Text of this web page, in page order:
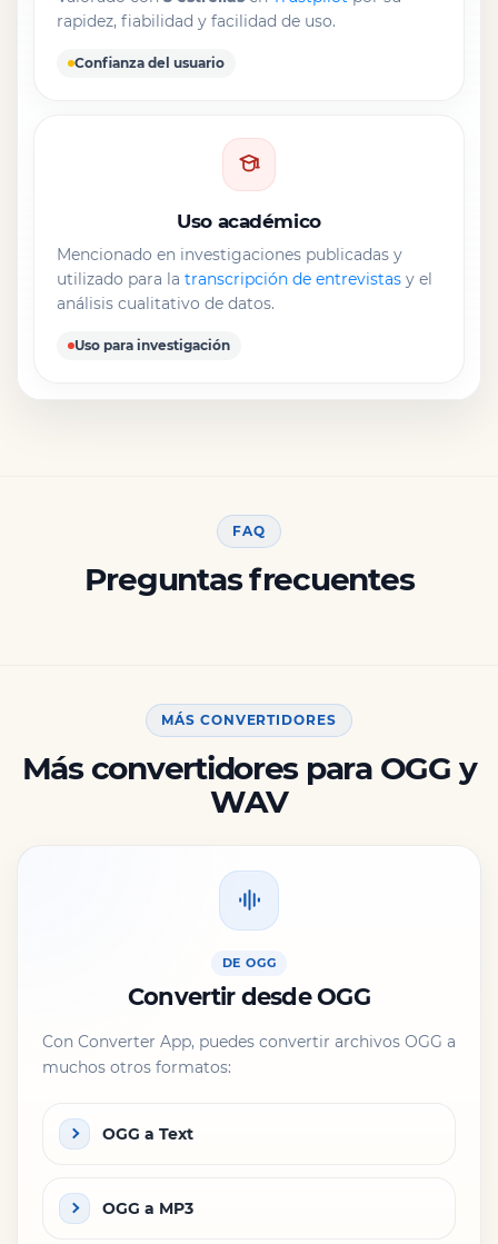
rapidez, fiabilidad y facilidad de uso.
Confianza del usuario
Uso académico
Mencionado en investigaciones publicadas y
utilizado para la transcripción de entrevistas y el
análisis cualitativo de datos.
Uso para investigación
FAQ
Preguntas frecuentes
MÁS CONVERTIDORES
Más convertidores para OGG y
WAV
DE OGG
Convertir desde OGG
Con Converter App, puedes convertir archivos OGG a
muchos otros formatos:
OGG a Text
OGG a MP3